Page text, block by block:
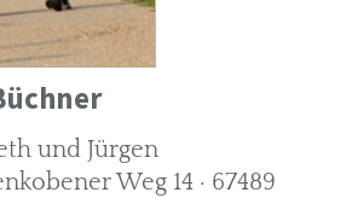
und Jürgen
Weg 14 · 67489